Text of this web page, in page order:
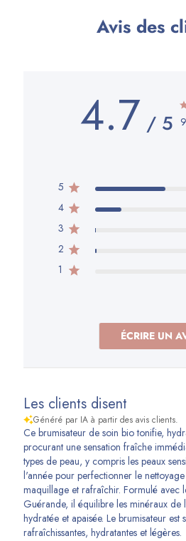
Avis des
4.7
5
4
3
2
1
ÉCRIRE UN
Les clients disent
Généré par IA à partir des avis clients.
Ce brumisateur de soin bio tonifie,
procurant une sensation fraîche
types de peau, y compris les peaux
l'année pour perfectionner le
maquillage et rafraîchir. Formulé avec
Guérande, il équilibre les minéraux de
hydratée et apaisée. Le brumisateur est
rafraîchissantes, hydratantes et légères.